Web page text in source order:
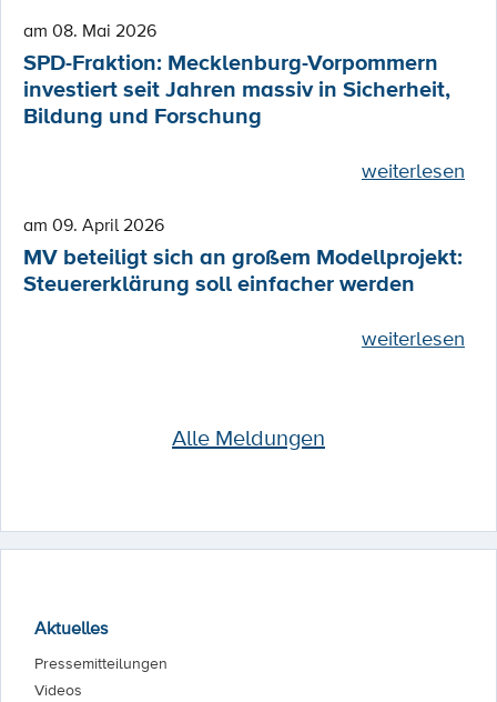
am 08. Mai 2026
SPD-Fraktion: Mecklenburg-Vorpommern
investiert seit Jahren massiv in Sicherheit,
Bildung und Forschung
weiterlesen
am 09. April 2026
MV beteiligt sich an großem Modellprojekt:
Steuererklärung soll einfacher werden
weiterlesen
Alle Meldungen
Aktuelles
Pressemitteilungen
Videos